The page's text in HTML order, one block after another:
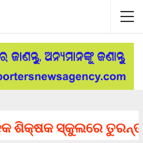
ସ୍କୁଲରେ ତୁରନ୍ତ